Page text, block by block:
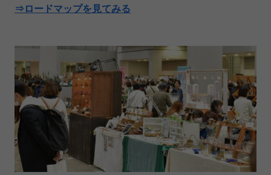
⇒ロードマップを見てみる